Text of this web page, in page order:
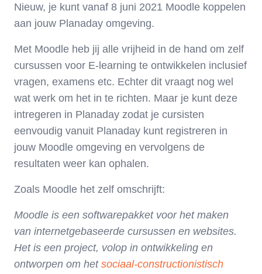
Nieuw, je kunt vanaf 8 juni 2021 Moodle koppelen
aan jouw Planaday omgeving.
Met Moodle heb jij alle vrijheid in de hand om zelf
cursussen voor E-learning te ontwikkelen inclusief
vragen, examens etc. Echter dit vraagt nog wel
wat werk om het in te richten. Maar je kunt deze
intregeren in Planaday zodat je cursisten
eenvoudig vanuit Planaday kunt registreren in
jouw Moodle omgeving en vervolgens de
resultaten weer kan ophalen.
Zoals Moodle het zelf omschrijft:
Moodle is een softwarepakket voor het maken
van internetgebaseerde cursussen en websites.
Het is een project, volop in ontwikkeling en
ontworpen om het sociaal-constructionistisch